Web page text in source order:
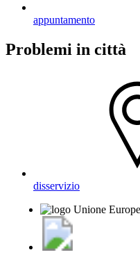
appuntamento
Problemi in città
disservizio